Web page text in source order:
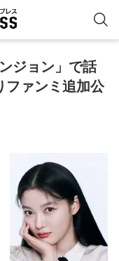
ジョン」で話
ファンミ追加公